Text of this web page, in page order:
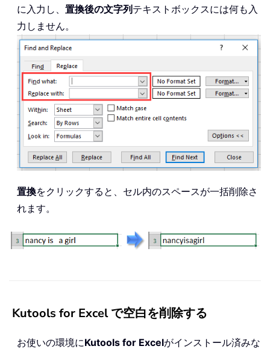
に入力し、 置換後の文字列 テキストボックスには何も入
力しません。
置換をクリックすると、セル内のスペースが一括削除さ
れます。
Kutools for Excel で空白を削除する
お使いの環境にKutools for Excelがインストール済みな